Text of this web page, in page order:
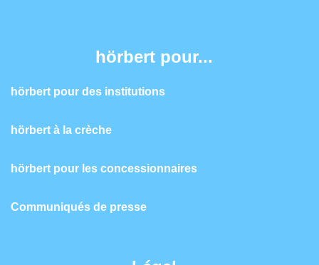
hörbert pour...
hörbert pour des institutions
hörbert à la crèche
hörbert pour les concessionnaires
Communiqués de presse